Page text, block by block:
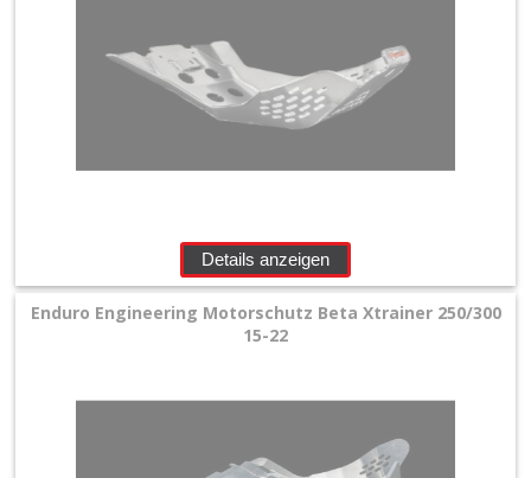
Details anzeigen
Enduro Engineering Motorschutz Beta Xtrainer 250/300
15-22